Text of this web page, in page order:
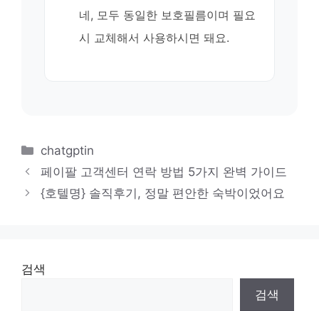
네, 모두 동일한 보호필름이며 필요
시 교체해서 사용하시면 돼요.
카
테
리
chatgptin
페이팔 고객센터 연락 방법 5가지 완벽 가이드
{호텔명} 솔직후기, 정말 편안한 숙박이었어요
검색
검색